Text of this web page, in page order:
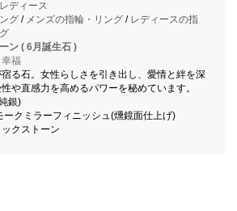
レディース
グ/ メンズの指輪・リング/ レディースの指
ン ( 6月誕生石 )
福
る石。女性らしさを引き出し、愛情と絆を深
や直感力を高めるパワーを秘めています。
銀)
ークミラーフィニッシュ(燻鏡面仕上げ)
クストーン